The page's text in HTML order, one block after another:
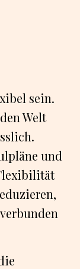
sein.
Welt
und